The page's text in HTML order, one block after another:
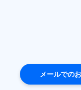
メールでの